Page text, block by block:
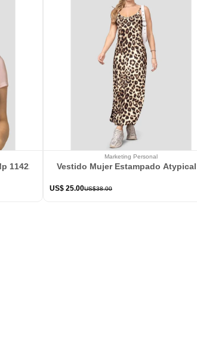
114226
Marketing Personal
Vestido Mujer Estampado Atypical
US$38.00
US$ 25.00